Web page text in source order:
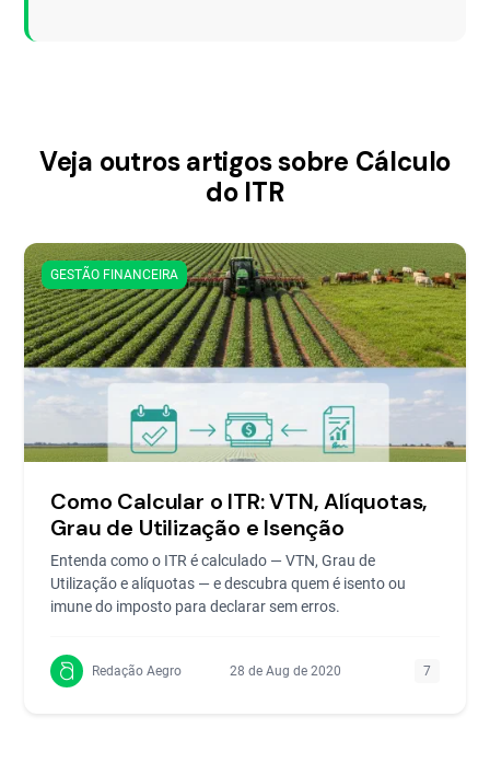
Veja outros artigos sobre Cálculo
do ITR
GESTÃO FINANCEIRA
Como Calcular o ITR: VTN, Alíquotas,
Grau de Utilização e Isenção
Entenda como o ITR é calculado — VTN, Grau de
Utilização e alíquotas — e descubra quem é isento ou
imune do imposto para declarar sem erros.
Redação Aegro 28 de Aug de 2020 7